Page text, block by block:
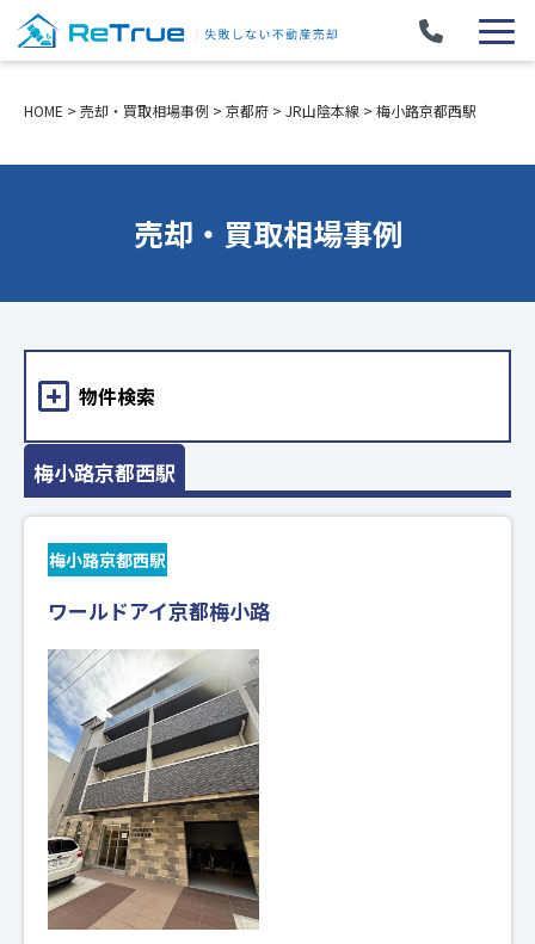
HOME > 売却・買取相場事例 > 京都府 > JR山陰本線 > 梅小路京都西駅
売却・買取相場事例
梅小路京都西駅
梅小路京都西駅
ワールドアイ京都梅小路
物件検索